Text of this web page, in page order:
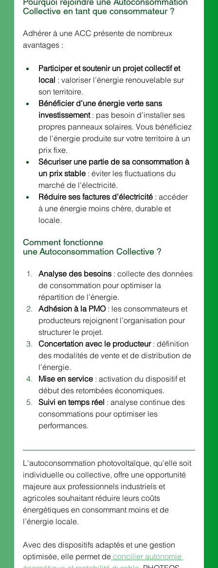
Collective en tant que consommateur ?
Adhérer à une ACC présente de nombreux
avantages :
Participer et soutenir un projet collectif et
local : valoriser l’énergie renouvelable sur
son territoire.
Bénéficier d’une énergie verte sans
investissement : pas besoin d’installer ses
propres panneaux solaires. Vous bénéficiez
de l'énergie produite sur votre territoire à un
prix fixe.
Sécuriser une partie de sa consommation à
un prix stable : éviter les fluctuations du
marché de l'électricité.
Réduire ses factures d’électricité : accéder
à une énergie moins chère, durable et
locale.
Comment fonctionne
une Autoconsommation Collective ?
Analyse des besoins : collecte des données
de consommation pour optimiser la
répartition de l’énergie.
Adhésion à la PMO : les consommateurs et
producteurs rejoignent l’organisation pour
structurer le projet.
Concertation avec le producteur : définition
des modalités de vente et de distribution de
l’énergie.
Mise en service : activation du dispositif et
début des retombées économiques.
Suivi en temps réel : analyse continue des
consommations pour optimiser les
performances.
L'autoconsommation photovoltaïque, qu'elle soit
individuelle ou collective, offre une opportunité
majeure aux professionnels industriels et
agricoles souhaitant réduire leurs coûts
énergétiques en consommant moins et de
l’énergie locale.
Avec des dispositifs adaptés et une gestion
optimisée, elle permet de concilier autonomie